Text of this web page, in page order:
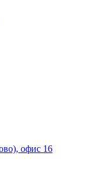
офис 16